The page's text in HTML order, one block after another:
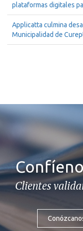
plataformas digitales
Applicatta culmina
Municipalidad de
Clientes